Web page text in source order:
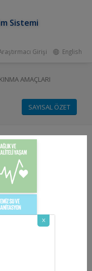
x
Sistemi
Girişi English
AMAÇLARI
SAYISAL ÖZET